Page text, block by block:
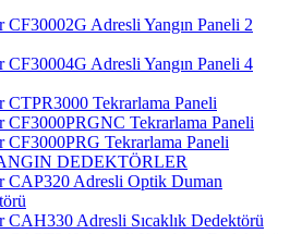
CF30002G Adresli Yangın Paneli 2
CF30004G Adresli Yangın Paneli 4
CTPR3000 Tekrarlama Paneli
CF3000PRGNC Tekrarlama Paneli
CF3000PRG Tekrarlama Paneli
DEDEKTÖRLER
CAP320 Adresli Optik Duman
CAH330 Adresli Sıcaklık Dedektörü